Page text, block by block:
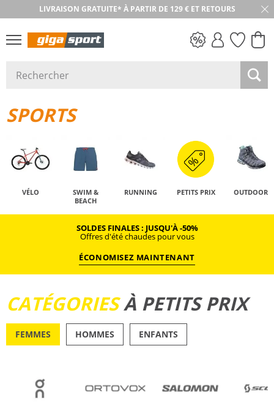
LIVRAISON GRATUITE* À PARTIR DE 129 € ET RETOURS
RETOUR SOUS 30 JOURS
SPORTS
VÉLO
SWIM &
BEACH
RUNNING PETITS PRIX OUTDOOR
SOLDES FINALES : JUSQU'À -50%
Offres d'été chaudes pour vous
ÉCONOMISEZ MAINTENANT
CATÉGORIESÀ PETITS PRIX
FEMMES HOMMES ENFANTS